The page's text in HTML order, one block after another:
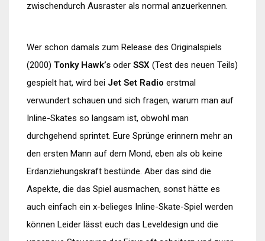
zwischendurch Ausraster als normal anzuerkennen.
Wer schon damals zum Release des Originalspiels
(2000) Tonky Hawk’s oder SSX (Test des neuen Teils)
gespielt hat, wird bei Jet Set Radio erstmal
verwundert schauen und sich fragen, warum man auf
Inline-Skates so langsam ist, obwohl man
durchgehend sprintet. Eure Sprünge erinnern mehr an
den ersten Mann auf dem Mond, eben als ob keine
Erdanziehungskraft bestünde. Aber das sind die
Aspekte, die das Spiel ausmachen, sonst hätte es
auch einfach ein x-belieges Inline-Skate-Spiel werden
können Leider lässt euch das Leveldesign und die